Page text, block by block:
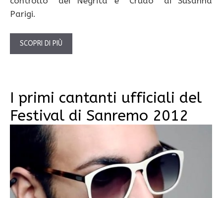
Parigi.
SCOPRI DI PIÙ
I primi cantanti ufficiali del
Festival di Sanremo 2012